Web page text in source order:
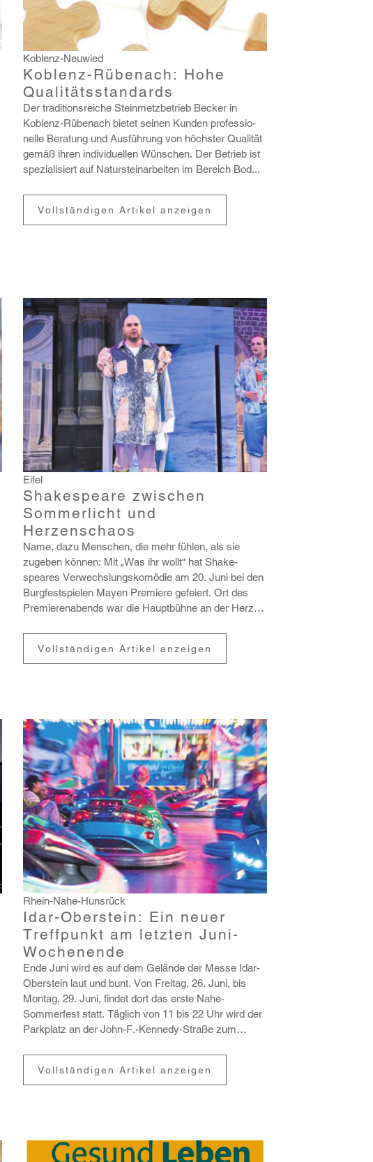
Koblenz-Neuwied
Koblenz-Rübenach: Hohe
Qualitätsstandards
Der tradi­ti­ons­reiche Stein­metz­be­trieb Becker in
Koblenz-Rübenach bietet seinen Kunden profes­sio­
nelle Bera­tung und Ausfüh­rung von höchster Qualität
gemäß ihren indi­vi­du­ellen Wünschen. Der Betrieb ist
spezia­li­siert auf Natur­stein­ar­beiten im Bereich Bod...
Vollständigen Artikel anzeigen
Eifel
Shakespeare zwischen
Sommerlicht und
Herzenschaos
Name, dazu Menschen, die mehr fühlen, als sie
zugeben können: Mit „Was ihr wollt“ hat Shake­
speares Verwechs­lungs­ko­mödie am 20. Juni bei den
Burg­fest­spielen Mayen Premiere gefeiert. Ort des
Premie­ren­abends war die Haupt­bühne an der Herz-
Vollständigen Artikel anzeigen
Rhein-Nahe-Hunsrück
Idar-Oberstein: Ein neuer
Treffpunkt am letzten Juni-
Wochenende
Ende Juni wird es auf dem Gelände der Messe Idar-
Ober­stein laut und bunt. Von Freitag, 26. Juni, bis
Montag, 29. Juni, findet dort das erste Nahe-
Sommer­fest statt. Täglich von 11 bis 22 Uhr wird der
Park­platz an der John-F.-Kennedy-Straße zum
Vollständigen Artikel anzeigen